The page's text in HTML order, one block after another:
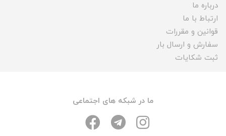
درباره ما
ارتباط با ما
قوانین و مقررات
سفارش و ارسال بار
ثبت شکایات
ما در شبکه های اجتماعی